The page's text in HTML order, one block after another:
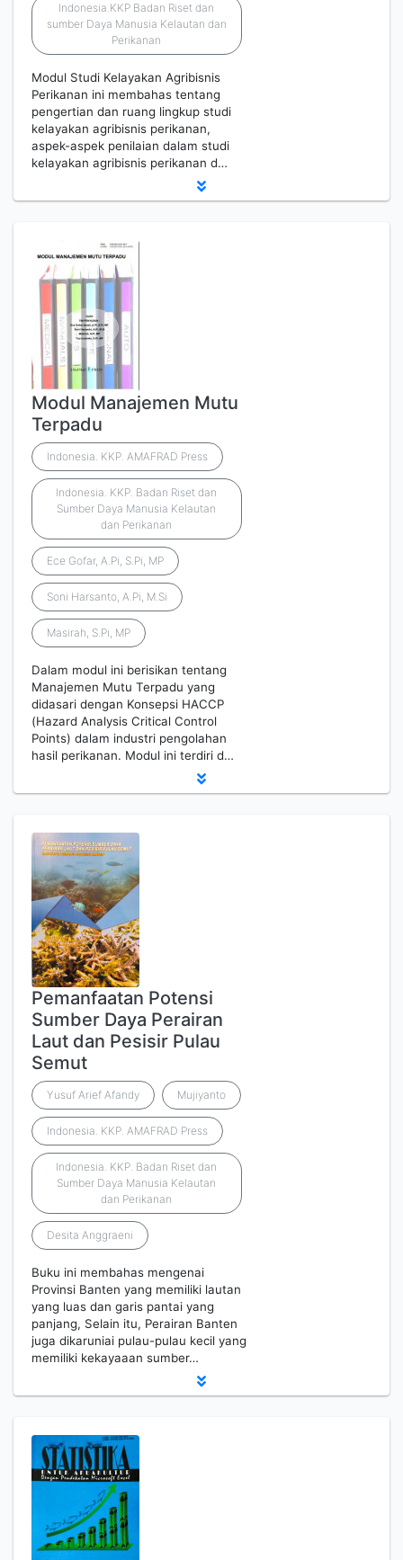
Indonesia.KKP Badan Riset dan
sumber Daya Manusia Kelautan dan
Perikanan
Modul Studi Kelayakan Agribisnis
Perikanan ini membahas tentang
pengertian dan ruang lingkup studi
kelayakan agribisnis perikanan,
aspek-aspek penilaian dalam studi
kelayakan agribisnis perikanan d…
Modul Manajemen Mutu
Terpadu
Indonesia. KKP. AMAFRAD Press
Indonesia. KKP. Badan Riset dan
Sumber Daya Manusia Kelautan
dan Perikanan
Ece Gofar, A.Pi, S.Pi, MP
Soni Harsanto, A.Pi, M.Si
Masirah, S.Pi, MP
Dalam modul ini berisikan tentang
Manajemen Mutu Terpadu yang
didasari dengan Konsepsi HACCP
(Hazard Analysis Critical Control
Points) dalam industri pengolahan
hasil perikanan. Modul ini terdiri d…
Pemanfaatan Potensi
Sumber Daya Perairan
Laut dan Pesisir Pulau
Semut
Yusuf Arief Afandy Mujiyanto
Indonesia. KKP. AMAFRAD Press
Indonesia. KKP. Badan Riset dan
Sumber Daya Manusia Kelautan
dan Perikanan
Desita Anggraeni
Buku ini membahas mengenai
Provinsi Banten yang memiliki lautan
yang luas dan garis pantai yang
panjang, Selain itu, Perairan Banten
juga dikaruniai pulau-pulau kecil yang
memiliki kekayaaan sumber…